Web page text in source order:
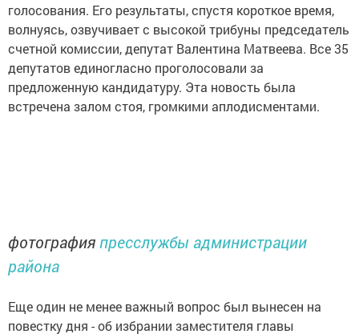
голосования. Его результаты, спустя короткое время,
волнуясь, озвучивает с высокой трибуны председатель
счетной комиссии, депутат Валентина Матвеева. Все 35
депутатов единогласно проголосовали за
предложенную кандидатуру. Эта новость была
встречена залом стоя, громкими аплодисментами.
фотография пресслужбы администрации
района
Еще один не менее важный вопрос был вынесен на
повестку дня - об избрании заместителя главы